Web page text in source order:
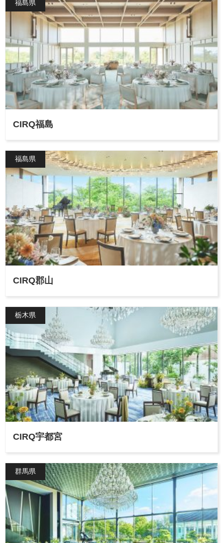
福島県
CIRQ福島
福島県
CIRQ郡山
栃木県
CIRQ宇都宮
群馬県